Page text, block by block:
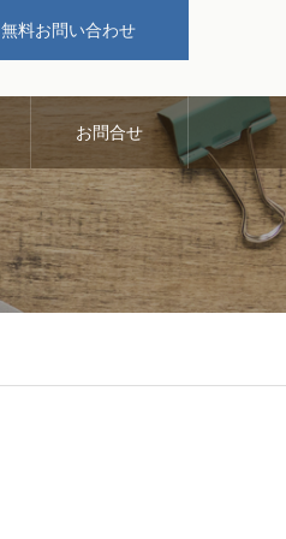
無料お問い合わせ
お問合せ